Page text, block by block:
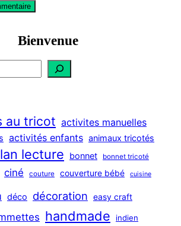
Bienvenue
au tricot activites manuelles
activités enfants animaux tricotés
lecture bonnet bonnet tricoté
ciné couture couverture bébé cuisine
déco décoration easy craft
handmade indien